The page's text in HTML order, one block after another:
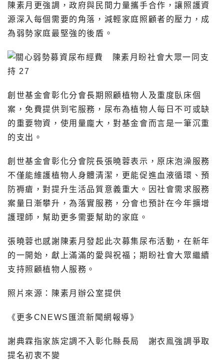
陳素月更強調，政府與民間力量攜手合作，讓照護資
源深入每個需要的角落，減輕家庭照顧者的壓力，成
為弱勢家庭最堅強的後盾。
創世基金會彰化分會長期照顧植物人及重度臥床個
案，免費提供到宅服務，尿布為植物人每日不可或缺
的重要物資，使用量龐大，對基金會而言是一筆沉重
的支出。
創世基金會彰化分會院長張曉蓉表示，原床泡澡服務
不僅能維護植物人身體清潔，更能促進血液循環、預
防褥瘡，對提升生活品質意義重大。因社會需求服務
案量日漸攀升，為落實服務，分會也預計在今年擴增
護理師，幫助更多需要幫助的家庭。
張曉蓉也感謝陳素月發起此次募集尿布活動，在新年
的一開始，獻上滿滿的愛與祝福；期盼社會大眾繼續
支持照顧植物人服務。
照片來源：陳素月辦公室提供
《更多CNEWS匯流新聞網報導》
謝典霖指家族定調不入彰化縣長局 謝衣鳯強調爭取
提名初衷不變